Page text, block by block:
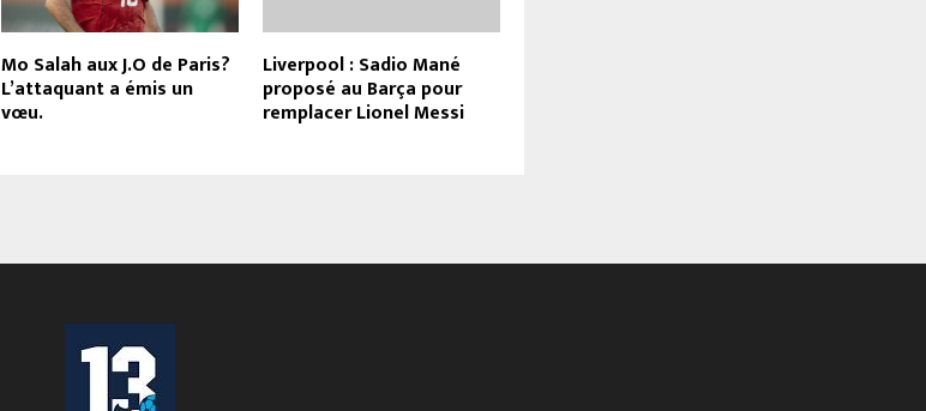
Mo Salah aux J.O de Paris?
L’attaquant a émis un
vœu.
Liverpool : Sadio Mané
proposé au Barça pour
remplacer Lionel Messi